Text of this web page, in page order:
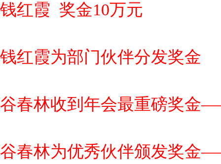
钱红霞 奖金10万元
钱红霞为部门伙伴分发奖金
谷春林收到年会最重磅奖金
谷春林为优秀伙伴颁发奖金